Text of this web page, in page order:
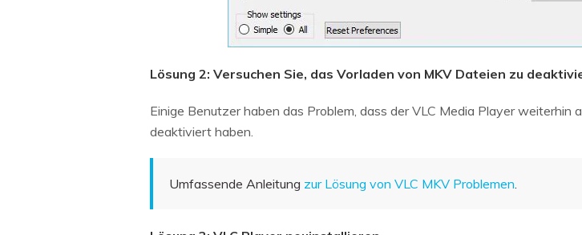
Lösung 2: Versuchen Sie, das Vorladen von MKV Dateien zu
Einige Benutzer haben das Problem, dass der VLC Media Player
deaktiviert haben.
Umfassende Anleitung zur Lösung von VLC MKV Problemen.